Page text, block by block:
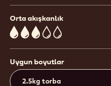
Orta akışkanlık
3
Uygun boyutlar
2.5kg torba